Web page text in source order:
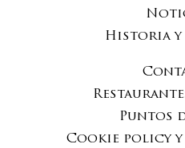
Historia
Puntos
Cookie policy